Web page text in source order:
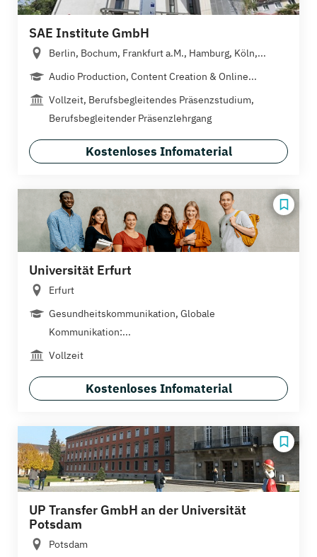
SAE Institute GmbH
Berlin, Bochum, Frankfurt a.M., Hamburg, Köln,...
Audio Production, Content Creation & Online...
Vollzeit, Berufsbegleitendes Präsenzstudium,
Berufsbegleitender Präsenzlehrgang
Kostenloses Infomaterial
Universität Erfurt
Erfurt
Gesundheitskommunikation, Globale
Kommunikation:...
Vollzeit
Kostenloses Infomaterial
UP Transfer GmbH an der Universität
Potsdam
Potsdam